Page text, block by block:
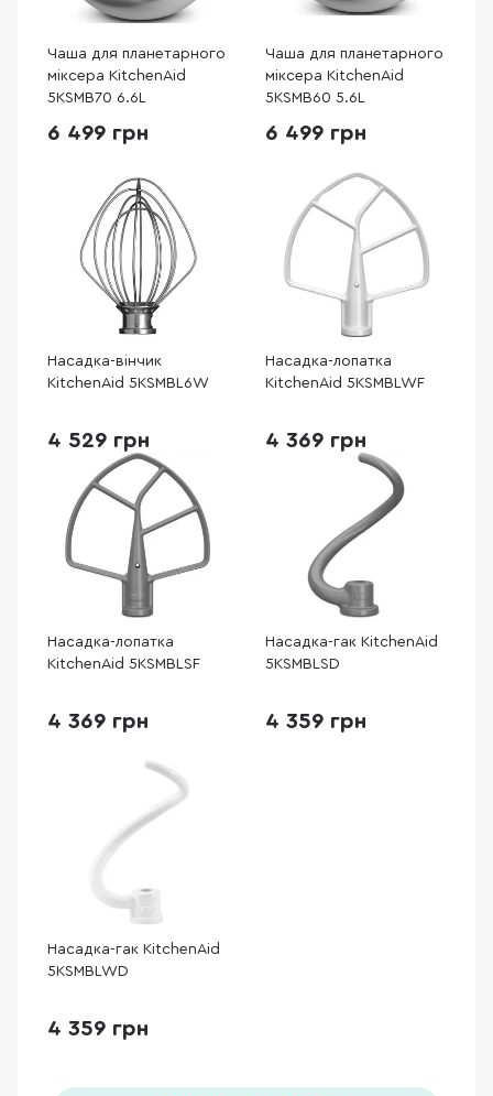
Чаша для планетарного
міксера KitchenAid
5KSMB70 6.6L
6 499 грн
Чаша для планетарного
міксера KitchenAid
5KSMB60 5.6L
6 499 грн
Насадка-вінчик
KitchenAid 5KSMBL6W
4 529 грн
Насадка-лопатка
KitchenAid 5KSMBLWF
4 369 грн
Насадка-лопатка
KitchenAid 5KSMBLSF
4 369 грн
Насадка-гак KitchenAid
5KSMBLSD
4 359 грн
Насадка-гак KitchenAid
5KSMBLWD
4 359 грн